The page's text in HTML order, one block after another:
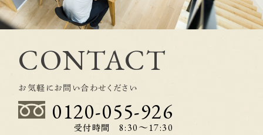
CONTACT
お気軽にお問い合わせください
0120-055-926
受付時間8:30〜17:30